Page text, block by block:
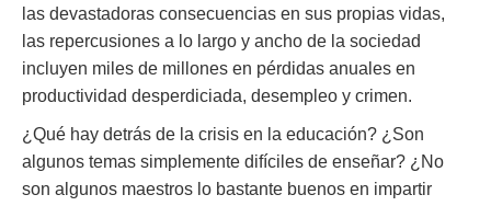
las devastadoras consecuencias en sus propias vidas,
las repercusiones a lo largo y ancho de la sociedad
incluyen miles de millones en pérdidas anuales en
productividad desperdiciada, desempleo y crimen.
¿Qué hay detrás de la crisis en la educación? ¿Son
algunos temas simplemente difíciles de enseñar? ¿No
son algunos maestros lo bastante buenos en impartir